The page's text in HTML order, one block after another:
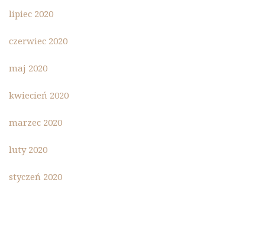
lipiec 2020
czerwiec 2020
maj 2020
kwiecień 2020
marzec 2020
luty 2020
styczeń 2020